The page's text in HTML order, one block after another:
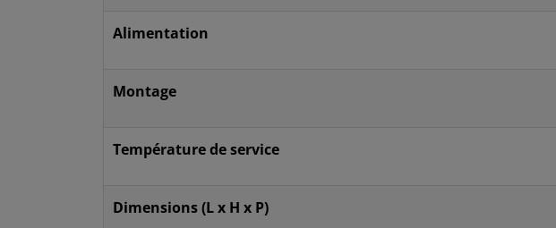
Alimentation
Montage
Température de service
Dimensions (L x H x P)